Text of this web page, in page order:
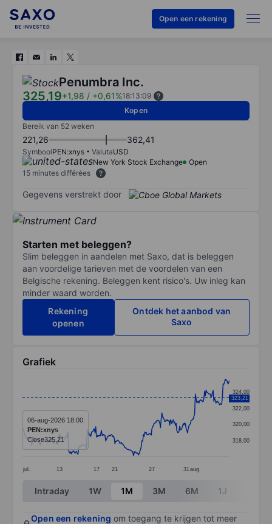
Open een rekening
Penumbra Inc.
325,19+1,98 / +0,61%18:13:09
Kopen
Bereik van 52 weken
221,26 362,41
SymboolPEN:xnys ValutaUSD
New York Stock Exchange
Open
15 minutes différées
Gegevens verstrekt door
Starten met beleggen?
Slim beleggen in aandelen met Saxo, dat is beleggen
aan voordelige tarieven met de voordelen van een
Belgische rekening. Beleggen kent risico's. Uw inleg kan
minder waard worden.
Rekening
openen
Ontdek het aanbod van
Saxo
Grafiek
The chart has 1 X axis displaying categories.
The chart has 1 Y axis displaying values. Data
jul. 13 17 21 27 31 aug.
318,00
320,00
322,00
324,00
323,21
06-aug-2026 18:00
PEN:xnys
Close325,21
End of interactive chart.
Intraday 1W 1M 3M 6M 1J
Open een rekening om toegang te krijgen tot meer